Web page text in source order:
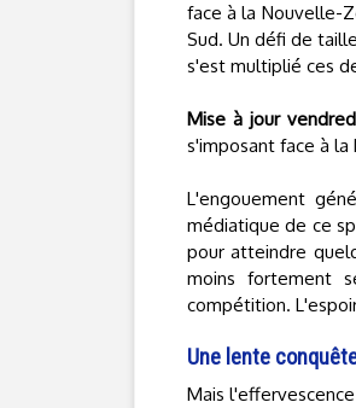
face à la Nouvelle-
Sud. Un défi de
s'est multiplié ces
Mise à jour
s'imposant face à la
L'engouement
médiatique de ce
pour atteindre
moins fortement
compétition.
Une lente
Mais